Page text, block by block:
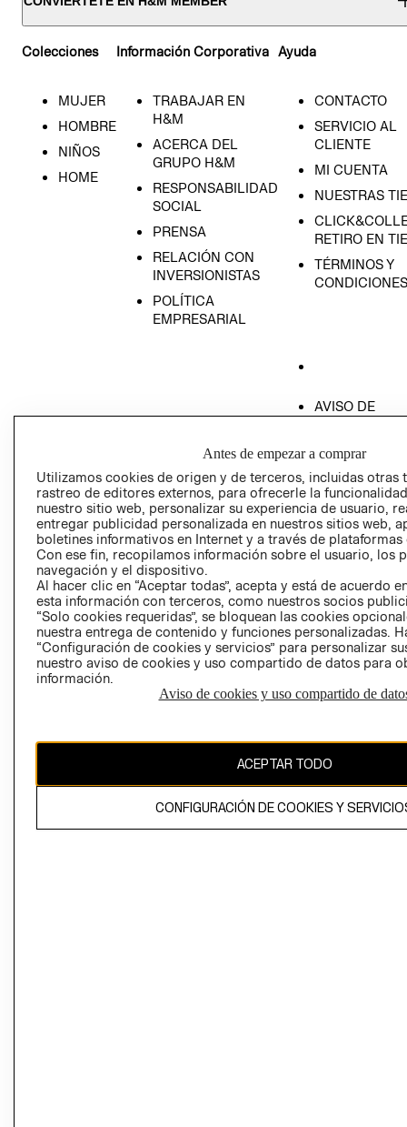
Colecciones
MUJER
HOMBRE
NIÑOS
HOME
Información Corporativa
TRABAJAR EN
H&M
ACERCA DEL
GRUPO H&M
RESPONSABILIDAD
SOCIAL
PRENSA
RELACIÓN CON
INVERSIONISTAS
POLÍTICA
EMPRESARIAL
Ayuda
CONTACTO
SERVICIO AL
CLIENTE
MI CUENTA
NUESTRAS
RETIRO EN
TÉRMINOS Y
CONDICIONES
AVISO DE
GIFT CARD
AVISO DE
Perú (S/)
CAMBIAR REGIÓN
Antes de empezar a comprar
Utilizamos cookies de origen y de terceros, incluidas otras
rastreo de editores externos, para ofrecerle la
nuestro sitio web, personalizar su experiencia de usuario,
entregar publicidad personalizada en nuestros sitios web,
boletines informativos en Internet y a través de plataformas
Con ese fin, recopilamos información sobre el usuario, los
navegación y el dispositivo.
Al hacer clic en “Aceptar todas”, acepta y está de acuerdo
esta información con terceros, como nuestros socios
“Solo cookies requeridas”, se bloquean las cookies
nuestra entrega de contenido y funciones personalizadas.
“Configuración de cookies y servicios” para personalizar
nuestro aviso de cookies y uso compartido de datos para
información.
Aviso de cookies y uso compartido de
ACEPTAR TODO
CONFIGURACIÓN DE COOKIES Y